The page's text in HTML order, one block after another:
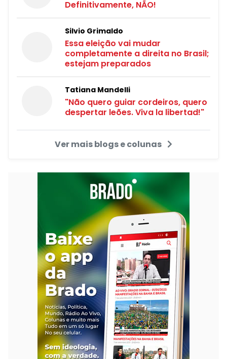
Definitivamente, NÃO!
Silvio Grimaldo
Essa eleição vai mudar
completamente a direita no Brasil;
estejam preparados
Tatiana Mandelli
"Não quero guiar cordeiros, quero
despertar leões. Viva la libertad!"
Ver mais blogs e colunas